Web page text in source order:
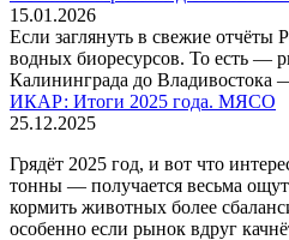
15.01.2026
Если заглянуть в свежие
водных биоресурсов. То есть —
Калининграда до Владивостока
ИКАР: Итоги 2025 года. МЯСО
25.12.2025
Грядёт 2025 год, и вот что
тонны — получается весьма
кормить животных более
особенно если рынок вдруг